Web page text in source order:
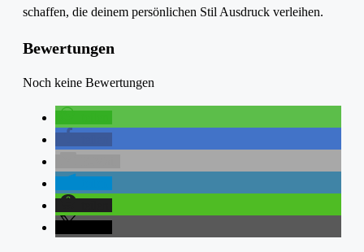
schaffen, die deinem persönlichen Stil Ausdruck verleihen.
Bewertungen
Noch keine Bewertungen